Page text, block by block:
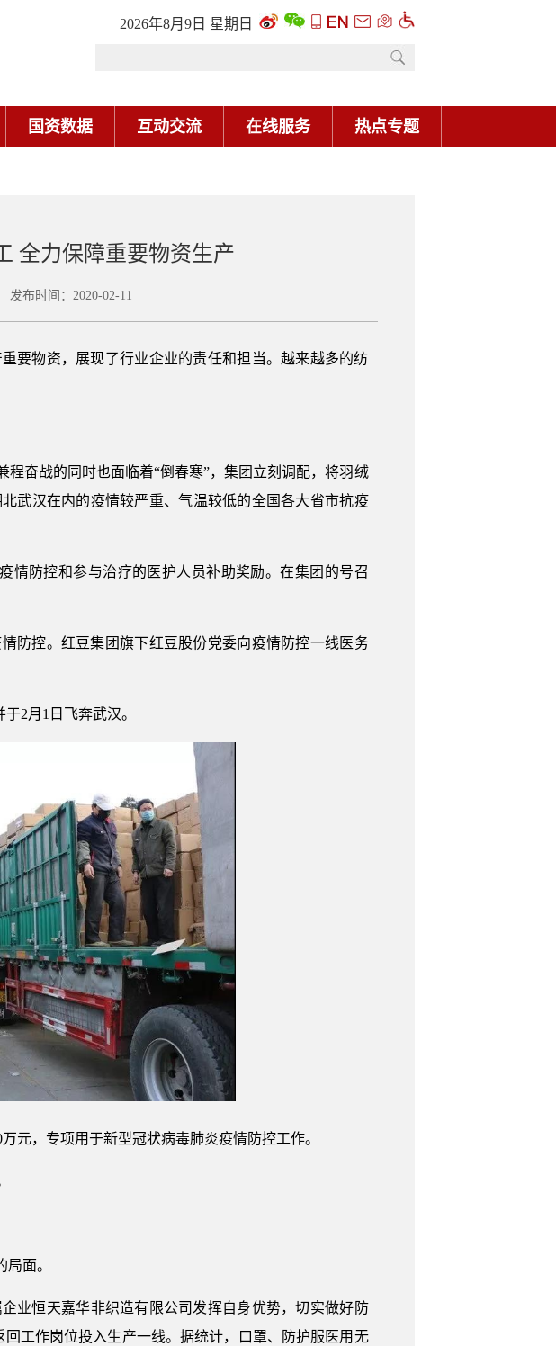
2026年8月9日 星期日
国资数据 互动交流 在线服务 热点专题
全力保障重要物资生产
布时间：2020-02-11
要物资，展现了行业企业的责任和担当。越来越多的纺
奋战的同时也面临着“倒春寒”，集团立刻调配，将羽绒
武汉在内的疫情较严重、气温较低的全国各大省市抗疫
情防控和参与治疗的医护人员补助奖励。在集团的号召
防控。红豆集团旗下红豆股份党委向疫情防控一线医务
2月1日飞奔武汉。
元，专项用于新型冠状病毒肺炎疫情防控工作。
面。
业恒天嘉华非织造有限公司发挥自身优势，切实做好防
工作岗位投入生产一线。据统计，口罩、防护服医用无